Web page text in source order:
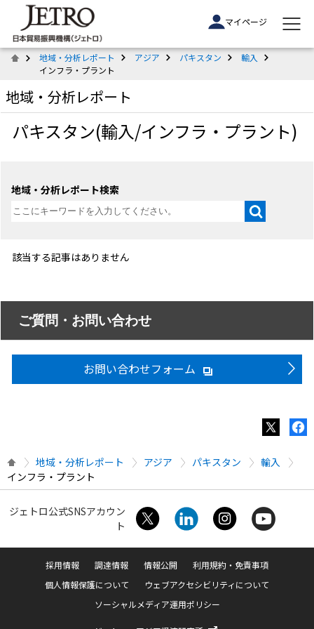
マイページ
地域・分析レポート アジア パキスタン
輸入
インフラ・プラント
地域・分析レポート
パキスタン(輸入/インフラ・プラント)
地域・分析レポート検索
該当する記事はありません
ご質問・お問い合わせ
お問い合わせフォーム
地域・分析レポート アジア パキスタン
輸入
インフラ・プラント
ジェトロ公式SNSアカウン
ト
採用情報 調達情報 情報公開
利用規約・免責事項
個人情報保護について
ウェブアクセシビリティについて
ソーシャルメディア運用ポリシー